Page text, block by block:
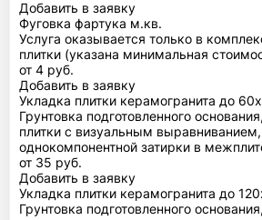
Добавить в заявку
Фуговка фартука м.кв.
Услуга оказывается только в
плитки (указана минимальная
от 4 руб.
Добавить в заявку
Укладка плитки керамогранита до
Грунтовка подготовленного
плитки с визуальным
однокомпонентной затирки в
от 35 руб.
Добавить в заявку
Укладка плитки керамогранита до
Грунтовка подготовленного